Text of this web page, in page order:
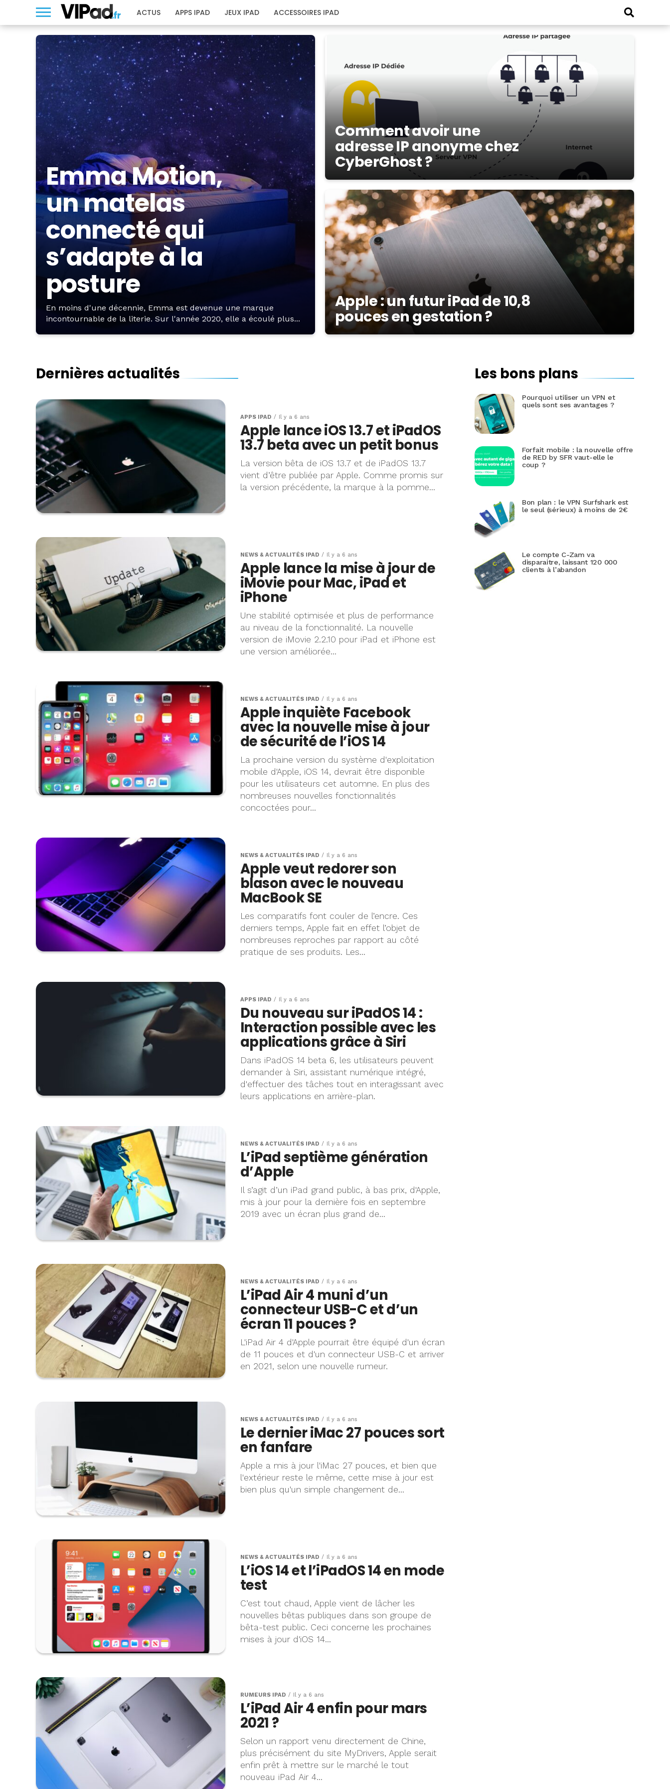
ACTUS APPS IPAD JEUX IPAD ACCESSOIRES IPAD
Emma Motion,
un matelas
connecté qui
s’adapte à la
posture
En moins d'une décennie, Emma est devenue une marque
incontournable de la literie. Sur l'année 2020, elle a écoulé plus...
Comment avoir une
adresse IP anonyme chez
CyberGhost ?
Apple : un futur iPad de 10,8
pouces en gestation ?
Dernières actualités
APPS IPAD Il y a 6 ans
Apple lance iOS 13.7 et iPadOS
13.7 beta avec un petit bonus
La version bêta de iOS 13.7 et de iPadOS 13.7
vient d’être publiée par Apple. Comme promis sur
la version précédente, la marque à la pomme...
NEWS & ACTUALITÉS IPAD Il y a 6 ans
Apple lance la mise à jour de
iMovie pour Mac, iPad et
iPhone
Une stabilité optimisée et plus de performance
au niveau de la fonctionnalité. La nouvelle
version de iMovie 2.2.10 pour iPad et iPhone est
une version améliorée...
NEWS & ACTUALITÉS IPAD Il y a 6 ans
Apple inquiète Facebook
avec la nouvelle mise à jour
de sécurité de l’iOS 14
La prochaine version du système d'exploitation
mobile d'Apple, iOS 14, devrait être disponible
pour les utilisateurs cet automne. En plus des
nombreuses nouvelles fonctionnalités
concoctées pour...
NEWS & ACTUALITÉS IPAD Il y a 6 ans
Apple veut redorer son
blason avec le nouveau
MacBook SE
Les comparatifs font couler de l’encre. Ces
derniers temps, Apple fait en effet l’objet de
nombreuses reproches par rapport au côté
pratique de ses produits. Les...
APPS IPAD Il y a 6 ans
Du nouveau sur iPadOS 14 :
Interaction possible avec les
applications grâce à Siri
Dans iPadOS 14 beta 6, les utilisateurs peuvent
demander à Siri, assistant numérique intégré,
d'effectuer des tâches tout en interagissant avec
leurs applications en arrière-plan.
NEWS & ACTUALITÉS IPAD Il y a 6 ans
L’iPad septième génération
d’Apple
Il s’agit d’un iPad grand public, à bas prix, d'Apple,
mis à jour pour la dernière fois en septembre
2019 avec un écran plus grand de...
NEWS & ACTUALITÉS IPAD Il y a 6 ans
L’iPad Air 4 muni d’un
connecteur USB-C et d’un
écran 11 pouces ?
L'iPad Air 4 d'Apple pourrait être équipé d'un écran
de 11 pouces et d'un connecteur USB-C et arriver
en 2021, selon une nouvelle rumeur.
NEWS & ACTUALITÉS IPAD Il y a 6 ans
Le dernier iMac 27 pouces sort
en fanfare
Apple a mis à jour l'iMac 27 pouces, et bien que
l'extérieur reste le même, cette mise à jour est
bien plus qu'un simple changement de...
NEWS & ACTUALITÉS IPAD Il y a 6 ans
L’iOS 14 et l’iPadOS 14 en mode
test
C’est tout chaud, Apple vient de lâcher les
nouvelles bêtas publiques dans son groupe de
bêta-test public. Ceci concerne les prochaines
mises à jour d'iOS 14...
RUMEURS IPAD Il y a 6 ans
L’iPad Air 4 enfin pour mars
2021 ?
Selon un rapport venu directement de Chine,
plus précisément du site MyDrivers, Apple serait
enfin prêt à mettre sur le marché le tout
nouveau iPad Air 4...
Les bons plans
Pourquoi utiliser un VPN et
quels sont ses avantages ?
Forfait mobile : la nouvelle offre
de RED by SFR vaut-elle le
coup ?
Bon plan : le VPN Surfshark est
le seul (sérieux) à moins de 2€
Le compte C-Zam va
disparaitre, laissant 120 000
clients à l’abandon